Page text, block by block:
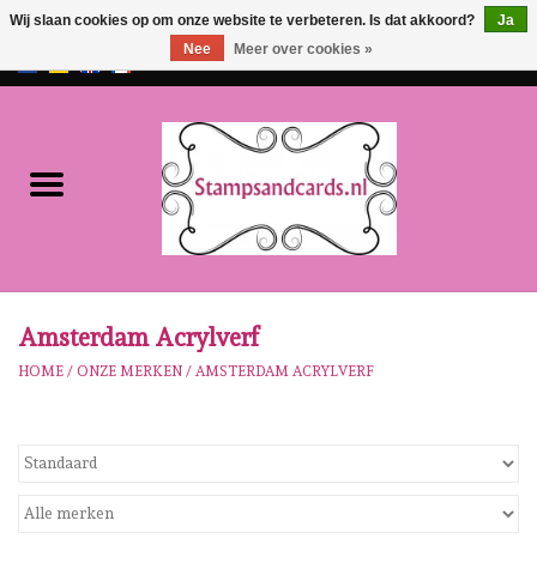
EUR/GBP
NIEUW!!
Onze Merken
Amsterdam Acrylverf
HOME / ONZE MERKEN / AMSTERDAM ACRYLVERF
Wij slaan cookies op om onze website te verbeteren. Is dat akkoord?
Ja
Nee
Meer over cookies »